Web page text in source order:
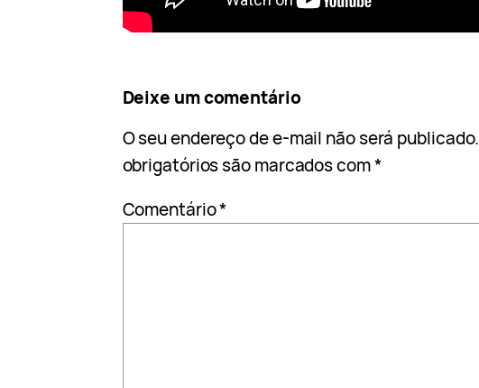
Deixe um comentário
O seu endereço de e-mail não será publicado.
obrigatórios são marcados com*
Comentário*